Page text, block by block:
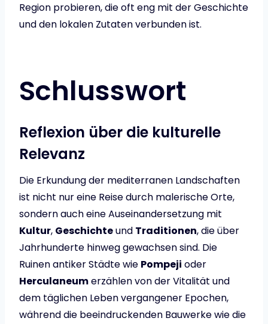
Region probieren, die oft eng mit der Geschichte
und den lokalen Zutaten verbunden ist.
Schlusswort
Reflexion über die kulturelle
Relevanz
Die Erkundung der mediterranen Landschaften
ist nicht nur eine Reise durch malerische Orte,
sondern auch eine Auseinandersetzung mit
Kultur, Geschichteund Traditionen, die über
Jahrhunderte hinweg gewachsen sind. Die
Ruinen antiker Städte wie Pompeji oder
Herculaneumerzählen von der Vitalität und
dem täglichen Leben vergangener Epochen,
während die beeindruckenden Bauwerke wie die